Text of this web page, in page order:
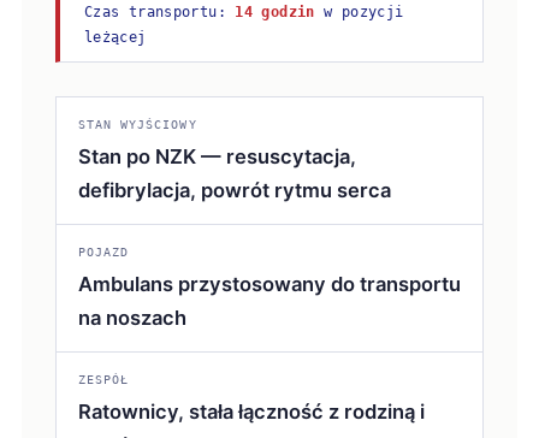
Czas transportu: 14 godzin w pozycji
leżącej
STAN WYJŚCIOWY
Stan po NZK — resuscytacja,
defibrylacja, powrót rytmu serca
POJAZD
Ambulans przystosowany do transportu
na noszach
ZESPÓŁ
Ratownicy, stała łączność z rodziną i